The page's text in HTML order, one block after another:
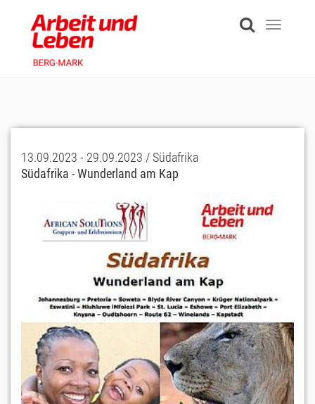
content
Toggle
13.09.2023 - 29.09.2023 / Südafrika
Südafrika - Wunderland am Kap